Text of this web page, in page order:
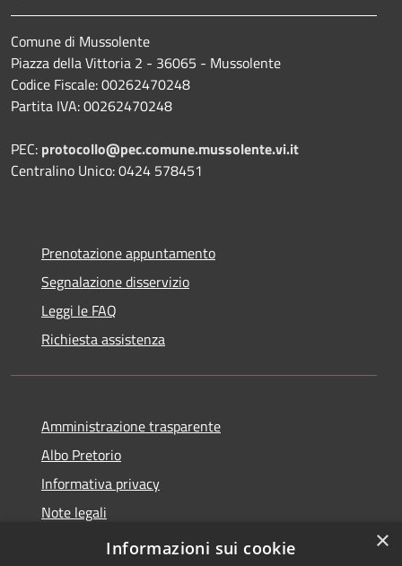
Comune di Mussolente
Piazza della Vittoria 2 - 36065 - Mussolente
Codice Fiscale: 00262470248
Partita IVA: 00262470248
PEC: protocollo@pec.comune.mussolente.vi.it
Centralino Unico: 0424 578451
Prenotazione appuntamento
Segnalazione disservizio
Leggi le FAQ
Richiesta assistenza
Amministrazione trasparente
Albo Pretorio
Informativa privacy
Note legali
Dichiarazione di accessibilità
×
Informazioni sui cookie